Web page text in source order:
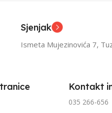
PO TEŽINI
Sjenjak
Ismeta Mujezinovića 7,
Kontakt
035 266-656